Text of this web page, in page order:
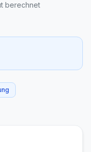
berechnet